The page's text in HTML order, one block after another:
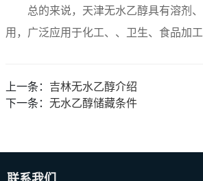
总的来说，天津无水乙醇具有溶剂
用，广泛应用于化工、、卫生、食品加
上一条： 吉林无水乙醇介绍
下一条： 无水乙醇储藏条件